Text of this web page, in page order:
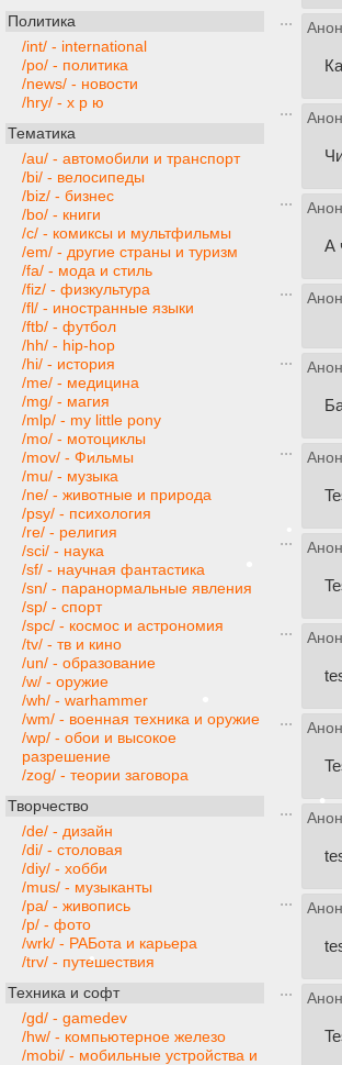
Политика
/int/ - international
/po/ - политика
/news/ - новости
/hry/ - х р ю
Тематика
/au/ - автомобили и транспорт
/bi/ - велосипеды
/biz/ - бизнес
/bo/ - книги
/c/ - комиксы и мультфильмы
/em/ - другие страны и туризм
/fa/ - мода и стиль
/fiz/ - физкультура
/fl/ - иностранные языки
/ftb/ - футбол
/hh/ - hip-hop
/hi/ - история
/me/ - медицина
/mg/ - магия
/mlp/ - my little pony
/mo/ - мотоциклы
/mov/ - Фильмы
/mu/ - музыка
/ne/ - животные и природа
/psy/ - психология
/re/ - религия
/sci/ - наука
/sf/ - научная фантастика
/sn/ - паранормальные явления
/sp/ - спорт
/spc/ - космос и астрономия
/tv/ - тв и кино
/un/ - образование
/w/ - оружие
/wh/ - warhammer
/wm/ - военная техника и оружие
/wp/ - обои и высокое
разрешение
/zog/ - теории заговора
Творчество
/de/ - дизайн
/di/ - столовая
/diy/ - хобби
/mus/ - музыканты
/pa/ - живопись
/p/ - фото
/wrk/ - РАБота и карьера
/trv/ - путешествия
Техника и софт
/gd/ - gamedev
/hw/ - компьютерное железо
/mobi/ - мобильные устройства и
А
•
•
•
•